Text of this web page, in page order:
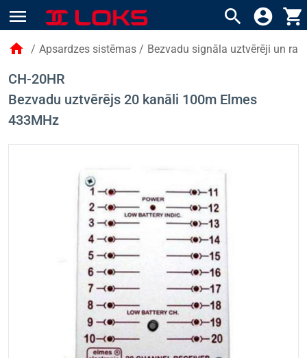
menu search account_circle shopping_cart
home / Apsardzes sistēmas / Bezvadu signāla uztvērēji un
CH-20HR
Bezvadu uztvērējs 20 kanāli 100m Elmes
433MHz